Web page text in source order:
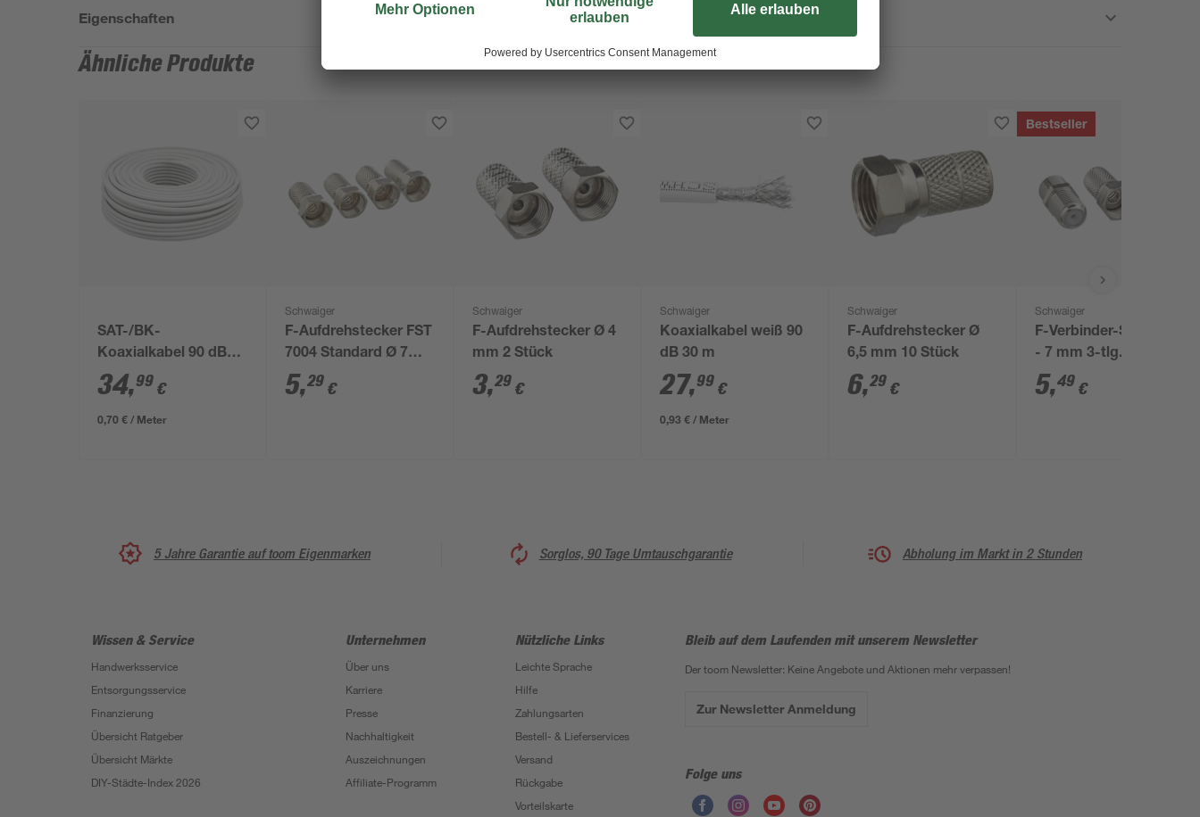
Eigenschaften
Ähnliche Produkte
SAT-/BK-
Koaxialkabel 90 dB
weiß 50 m
34,99 €
0,70 € / Meter
Schwaiger
F-Aufdrehstecker FST
7004 Standard Ø 7
mm 4 Stück
5,29 €
Schwaiger
F-Aufdrehstecker Ø 4
mm 2 Stück
3,29 €
Schwaiger
Koaxialkabel weiß 90
dB 30 m
27,99 €
0,93 € / Meter
Schwaiger
F-Aufdrehstecker Ø
6,5 mm 10 Stück
6,29 €
Bestseller
Schwaiger
F-Verbinder-Set Ø 6,8
- 7 mm 3-tlg.
5,49 €
5 Jahre Garantie auf toom Eigenmarken Sorglos, 90 Tage Umtauschgarantie Abholung im Markt in 2 Stunden
Wissen & Service
Handwerksservice
Entsorgungsservice
Finanzierung
Übersicht Ratgeber
Übersicht Märkte
DIY-Städte-Index 2026
Unternehmen
Über uns
Karriere
Presse
Nachhaltigkeit
Auszeichnungen
Affiliate-Programm
Nützliche Links
Leichte Sprache
Hilfe
Zahlungsarten
Bestell- & Lieferservices
Versand
Rückgabe
Vorteilskarte
Bleib auf dem Laufenden mit unserem Newsletter
Der toom Newsletter: Keine Angebote und Aktionen mehr verpassen!
Zur Newsletter Anmeldung
Folge uns